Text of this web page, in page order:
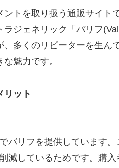
トを取り扱う通販サイト
ジェネリック「バリフ
多くのリピーターを生ん
魅力です。
リット
バリフを提供しています
減しているためです。購